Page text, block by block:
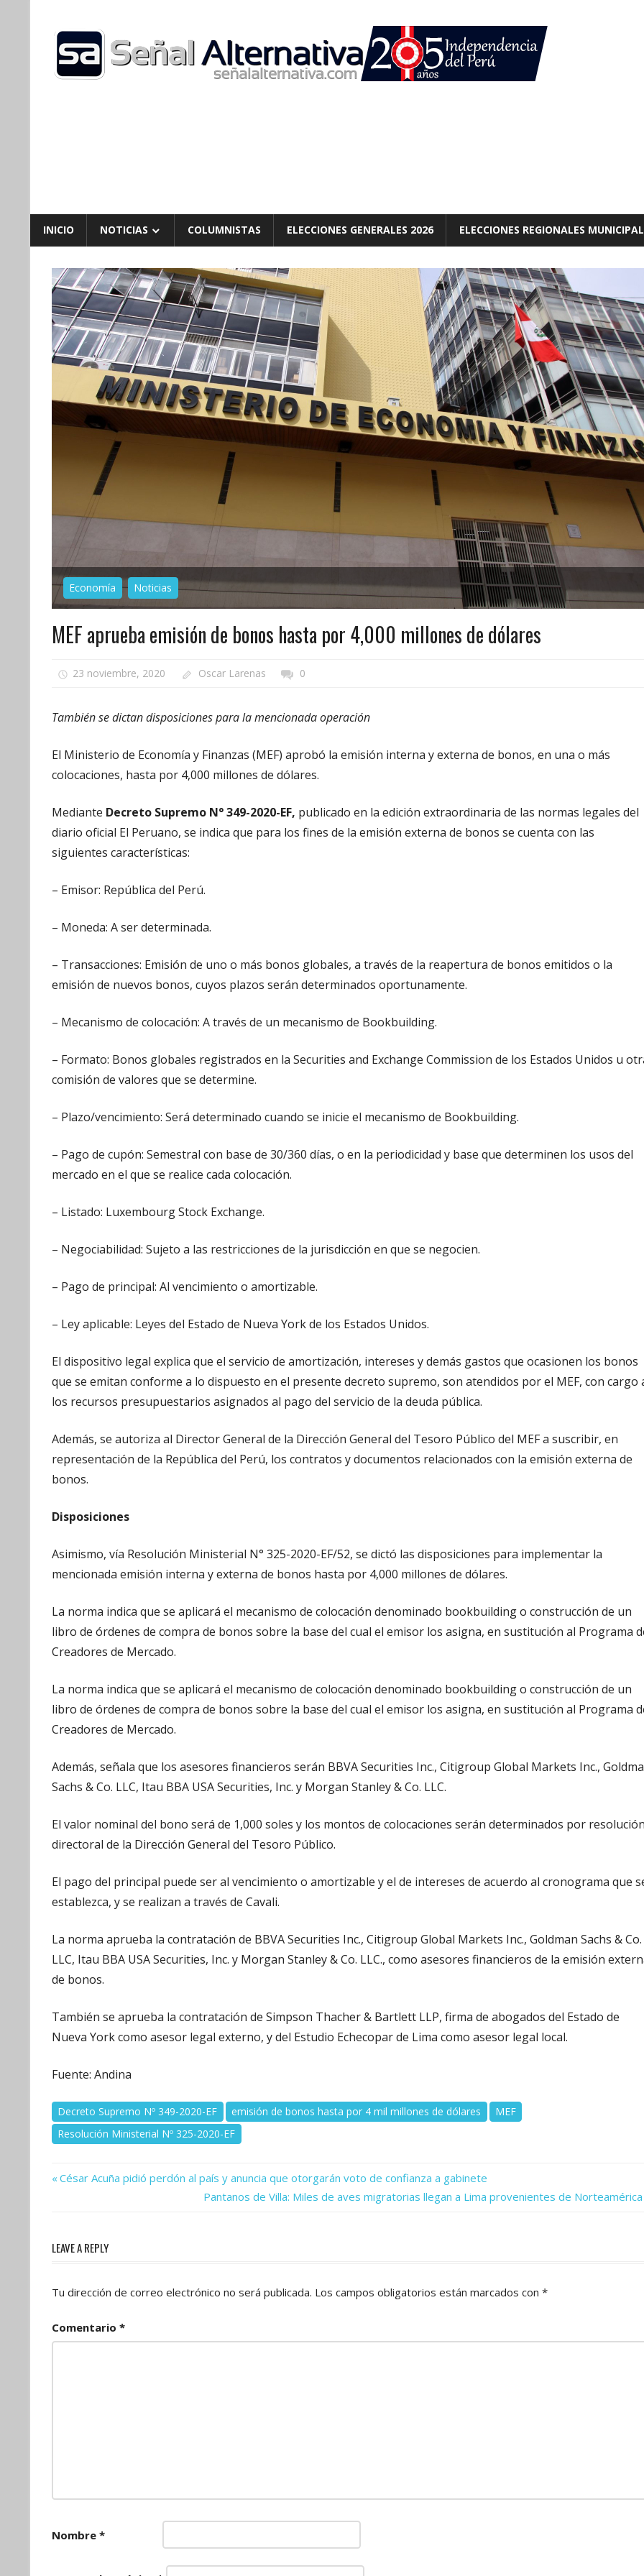
content
INICIO NOTICIAS COLUMNISTAS ELECCIONES GENERALES 2026 ELECCIONES REGIONALES
Economía Noticias
MEF aprueba emisión de bonos hasta por 4,000 millones de dólares
23 noviembre, 2020 Oscar Larenas 0
También se dictan disposiciones para la mencionada operación
El Ministerio de Economía y Finanzas (MEF) aprobó la emisión interna y externa de bonos, en una o más
colocaciones, hasta por 4,000 millones de dólares.
Mediante Decreto Supremo N° 349-2020-EF, publicado en la edición extraordinaria de las normas legales del
diario oficial El Peruano, se indica que para los fines de la emisión externa de bonos se cuenta con las
siguientes características:
– Emisor: República del Perú.
– Moneda: A ser determinada.
– Transacciones: Emisión de uno o más bonos globales, a través de la reapertura de bonos emitidos o la
emisión de nuevos bonos, cuyos plazos serán determinados oportunamente.
– Mecanismo de colocación: A través de un mecanismo de Bookbuilding.
– Formato: Bonos globales registrados en la Securities and Exchange Commission de los Estados Unidos u
comisión de valores que se determine.
– Plazo/vencimiento: Será determinado cuando se inicie el mecanismo de Bookbuilding.
– Pago de cupón: Semestral con base de 30/360 días, o en la periodicidad y base que determinen los usos del
mercado en el que se realice cada colocación.
– Listado: Luxembourg Stock Exchange.
– Negociabilidad: Sujeto a las restricciones de la jurisdicción en que se negocien.
– Pago de principal: Al vencimiento o amortizable.
– Ley aplicable: Leyes del Estado de Nueva York de los Estados Unidos.
El dispositivo legal explica que el servicio de amortización, intereses y demás gastos que ocasionen los bonos
que se emitan conforme a lo dispuesto en el presente decreto supremo, son atendidos por el MEF, con cargo
los recursos presupuestarios asignados al pago del servicio de la deuda pública.
Además, se autoriza al Director General de la Dirección General del Tesoro Público del MEF a suscribir, en
representación de la República del Perú, los contratos y documentos relacionados con la emisión externa de
bonos.
Disposiciones
Asimismo, vía Resolución Ministerial N° 325-2020-EF/52, se dictó las disposiciones para implementar la
mencionada emisión interna y externa de bonos hasta por 4,000 millones de dólares.
La norma indica que se aplicará el mecanismo de colocación denominado bookbuilding o construcción de un
libro de órdenes de compra de bonos sobre la base del cual el emisor los asigna, en sustitución al Programa
Creadores de Mercado.
La norma indica que se aplicará el mecanismo de colocación denominado bookbuilding o construcción de un
libro de órdenes de compra de bonos sobre la base del cual el emisor los asigna, en sustitución al Programa
Creadores de Mercado.
Además, señala que los asesores financieros serán BBVA Securities Inc., Citigroup Global Markets Inc.,
Sachs & Co. LLC, Itau BBA USA Securities, Inc. y Morgan Stanley & Co. LLC.
El valor nominal del bono será de 1,000 soles y los montos de colocaciones serán determinados por
directoral de la Dirección General del Tesoro Público.
El pago del principal puede ser al vencimiento o amortizable y el de intereses de acuerdo al cronograma que
establezca, y se realizan a través de Cavali.
La norma aprueba la contratación de BBVA Securities Inc., Citigroup Global Markets Inc., Goldman Sachs & Co.
LLC, Itau BBA USA Securities, Inc. y Morgan Stanley & Co. LLC., como asesores financieros de la emisión
de bonos.
También se aprueba la contratación de Simpson Thacher & Bartlett LLP, firma de abogados del Estado de
Nueva York como asesor legal externo, y del Estudio Echecopar de Lima como asesor legal local.
Fuente: Andina
Decreto Supremo Nº 349-2020-EF emisión de bonos hasta por 4 mil millones de dólares
MEF
Resolución Ministerial Nº 325-2020-EF
Navegación
entradas
Previous
César Acuña pidió perdón al país y anuncia que otorgarán voto de confianza a gabinete
Next
Pantanos de Villa: Miles de aves migratorias llegan a Lima provenientes de Norteamérica
LEAVE A REPLY
Tu dirección de correo electrónico no será publicada. Los campos obligatorios están marcados con *
Comentario *
Nombre *